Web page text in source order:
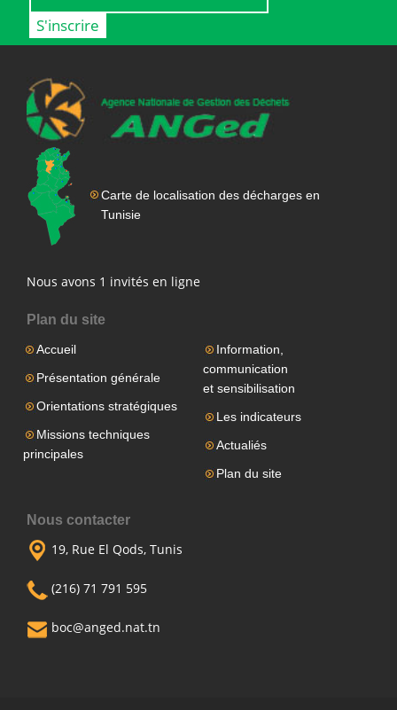
Carte de localisation des décharges en
Tunisie
Nous avons 1 invités en ligne
Plan du site
Accueil
Présentation générale
Orientations stratégiques
Missions techniques
principales
Information,
communication
et sensibilisation
Les indicateurs
Actualiés
Plan du site
Nous contacter
19, Rue El Qods, Tunis
(216) 71 791 595
boc@anged.nat.tn